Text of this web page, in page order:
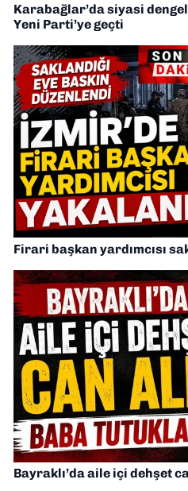
Karabağlar’da siyasi
Yeni Parti’ye geçti
Firari başkan yardımcısı
Bayraklı’da aile içi dehşet